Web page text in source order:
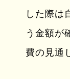
した際は
う金額が
費の見通